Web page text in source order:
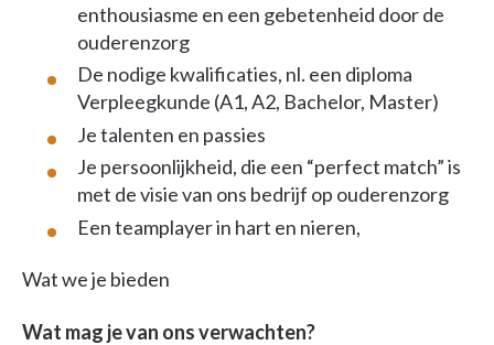
enthousiasme en een gebetenheid door de
ouderenzorg
De nodige kwalificaties, nl. een diploma
Verpleegkunde (A1, A2, Bachelor, Master)
Je talenten en passies
Je persoonlijkheid, die een “perfect match” is
met de visie van ons bedrijf op ouderenzorg
Een teamplayer in hart en nieren,
Wat we je bieden
Wat mag je van ons verwachten?